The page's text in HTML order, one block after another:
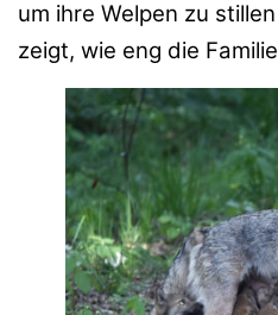
um ihre Welpen zu
zeigt, wie eng die